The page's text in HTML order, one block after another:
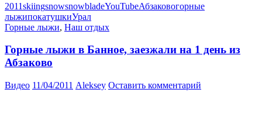
2011skiingsnowsnowbladeYouTubeАбзаковогорные
лыжипокатушкиУрал
Горные лыжи, Наш отдых
Горные лыжи в Банное, заезжали на 1 день из
Абзаково
Видео 11/04/2011 Aleksey Оставить комментарий